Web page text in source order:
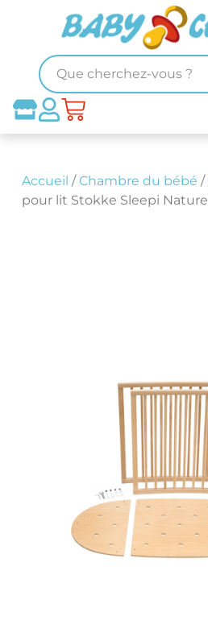
Accueil /Chambre du bébé /
pour lit Stokke Sleepi Naturel